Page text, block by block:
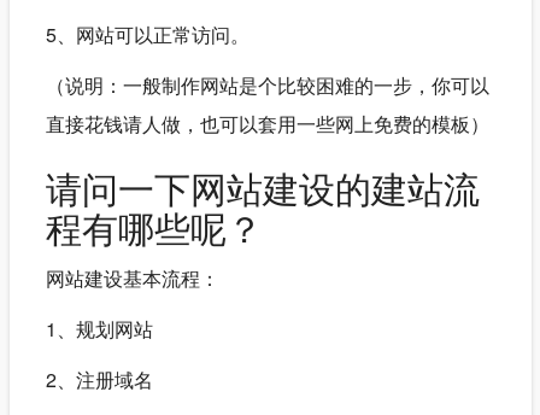
5、网站可以正常访问。
（说明：一般制作网站是个比较困难的一步，你可以
直接花钱请人做，也可以套用一些网上免费的模板）
请问一下网站建设的建站流
程有哪些呢？
网站建设基本流程：
1、规划网站
2、注册域名